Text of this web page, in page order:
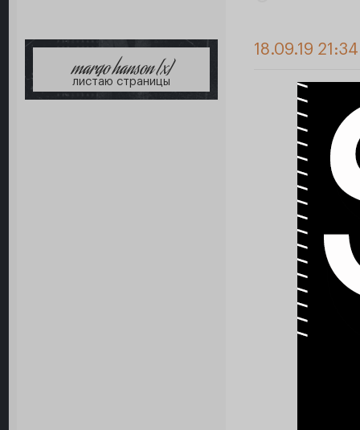
margo hanson [x]
листаю страницы
18.09.19